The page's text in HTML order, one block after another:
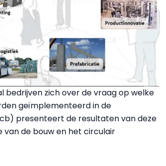
zich over de vraag op welke
geïmplementeerd in de
presenteert de resultaten van deze
van de bouw en het circulair